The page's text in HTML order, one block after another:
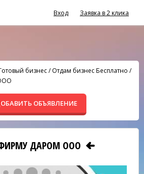
Вход Заявка в 2 клика
бизнес/Отдам бизнес Бесплатно /
ОБЪЯВЛЕНИЕ
ДАРОМ ООО